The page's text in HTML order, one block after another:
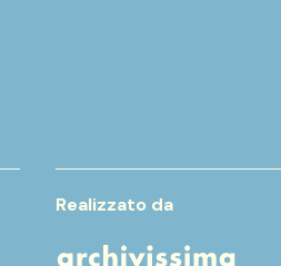
Realizzato da